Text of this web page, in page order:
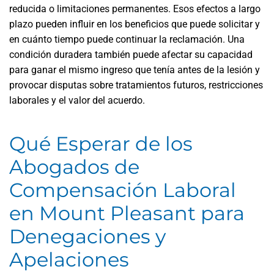
reducida o limitaciones permanentes. Esos efectos a largo
plazo pueden influir en los beneficios que puede solicitar y
en cuánto tiempo puede continuar la reclamación. Una
condición duradera también puede afectar su capacidad
para ganar el mismo ingreso que tenía antes de la lesión y
provocar disputas sobre tratamientos futuros, restricciones
laborales y el valor del acuerdo.
Qué Esperar de los
Abogados de
Compensación Laboral
en Mount Pleasant para
Denegaciones y
Apelaciones